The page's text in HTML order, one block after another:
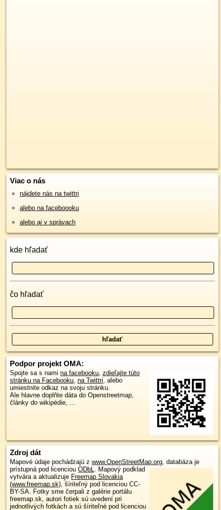
Viac o nás
nájdete nás na twittri
alebo na faceboooku
alebo aj v správach
kde hľadať
čo hľadať
Podpor projekt OMA:
Spojte sa s nami na facebooku, zdieľajte túto
stránku na Facebooku, na Twittri, alebo
umiestnite odkaz na svoju stránku.
Ale hlavne doplňte dáta do Openstreetmap,
články do wikipédie, ...
Zdroj dát
Mapové údaje pochádzajú z www.OpenStreetMap.org, databáza je
prístupná pod licenciou ODbL. Mapový podklad
vytvára a aktualizuje Freemap Slovakia
(www.freemap.sk), šíriteľný pod licenciou CC-
BY-SA. Fotky sme čerpali z galérie portálu
freemap.sk, autori fotiek sú uvedení pri
jednotlivých fotkách a sú šíriteľné pod licenciou